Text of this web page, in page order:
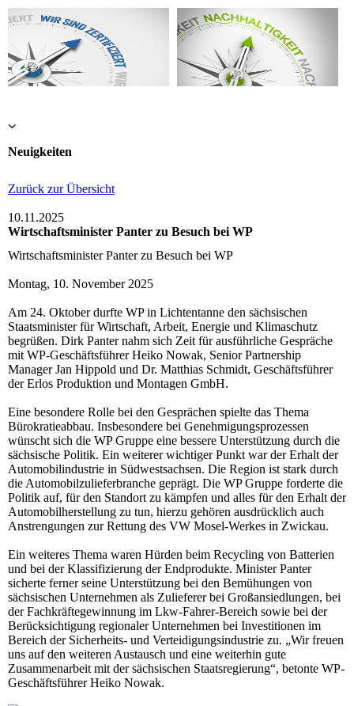
Neuigkeiten
Zurück zur Übersicht
10.11.2025
Wirtschaftsminister Panter zu Besuch bei WP
Wirtschaftsminister Panter zu Besuch bei WP
Montag, 10. November 2025
Am 24. Oktober durfte WP in Lichtentanne den sächsischen
Staatsminister für Wirtschaft, Arbeit, Energie und Klimaschutz
begrüßen. Dirk Panter nahm sich Zeit für ausführliche Gespräche
mit WP-Geschäftsführer Heiko Nowak, Senior Partnership
Manager Jan Hippold und Dr. Matthias Schmidt, Geschäftsführer
der Erlos Produktion und Montagen GmbH.
Eine besondere Rolle bei den Gesprächen spielte das Thema
Bürokratieabbau. Insbesondere bei Genehmigungsprozessen
wünscht sich die WP Gruppe eine bessere Unterstützung durch die
sächsische Politik. Ein weiterer wichtiger Punkt war der Erhalt der
Automobilindustrie in Südwestsachsen. Die Region ist stark durch
die Automobilzulieferbranche geprägt. Die WP Gruppe forderte die
Politik auf, für den Standort zu kämpfen und alles für den Erhalt der
Automobilherstellung zu tun, hierzu gehören ausdrücklich auch
Anstrengungen zur Rettung des VW Mosel-Werkes in Zwickau.
Ein weiteres Thema waren Hürden beim Recycling von Batterien
und bei der Klassifizierung der Endprodukte. Minister Panter
sicherte ferner seine Unterstützung bei den Bemühungen von
sächsischen Unternehmen als Zulieferer bei Großansiedlungen, bei
der Fachkräftegewinnung im Lkw-Fahrer-Bereich sowie bei der
Berücksichtigung regionaler Unternehmen bei Investitionen im
Bereich der Sicherheits- und Verteidigungsindustrie zu. „Wir freuen
uns auf den weiteren Austausch und eine weiterhin gute
Zusammenarbeit mit der sächsischen Staatsregierung“, betonte WP-
Geschäftsführer Heiko Nowak.